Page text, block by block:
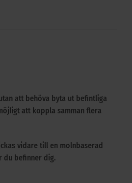
att behöva byta ut befintliga
att koppla samman flera
vidare till en molnbaserad
du befinner dig.